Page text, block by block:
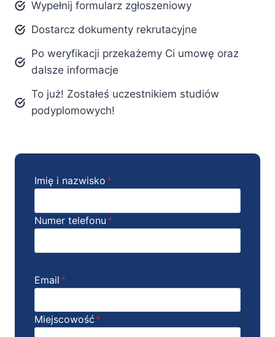
Wypełnij formularz zgłoszeniowy
Dostarcz dokumenty rekrutacyjne
Po weryfikacji przekażemy Ci umowę oraz
dalsze informacje
To już! Zostałeś uczestnikiem studiów
podyplomowych!
Imię i nazwisko *
Numer telefonu *
Email *
Miejscowość *